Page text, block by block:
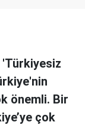
'Türkiyesiz
önemli. Bir
çok